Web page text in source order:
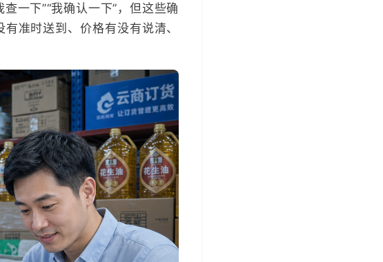
一下”“我确认一下”，但这些确
准时送到、价格有没有说清、